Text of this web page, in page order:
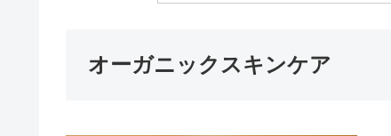
オーガニックスキンケア